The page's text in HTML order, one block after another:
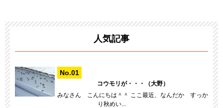
人気記事
コウモリが・・・（大野）
みなさん こんにちは＾＾ ここ最近、なんだか すっか
り秋めい...